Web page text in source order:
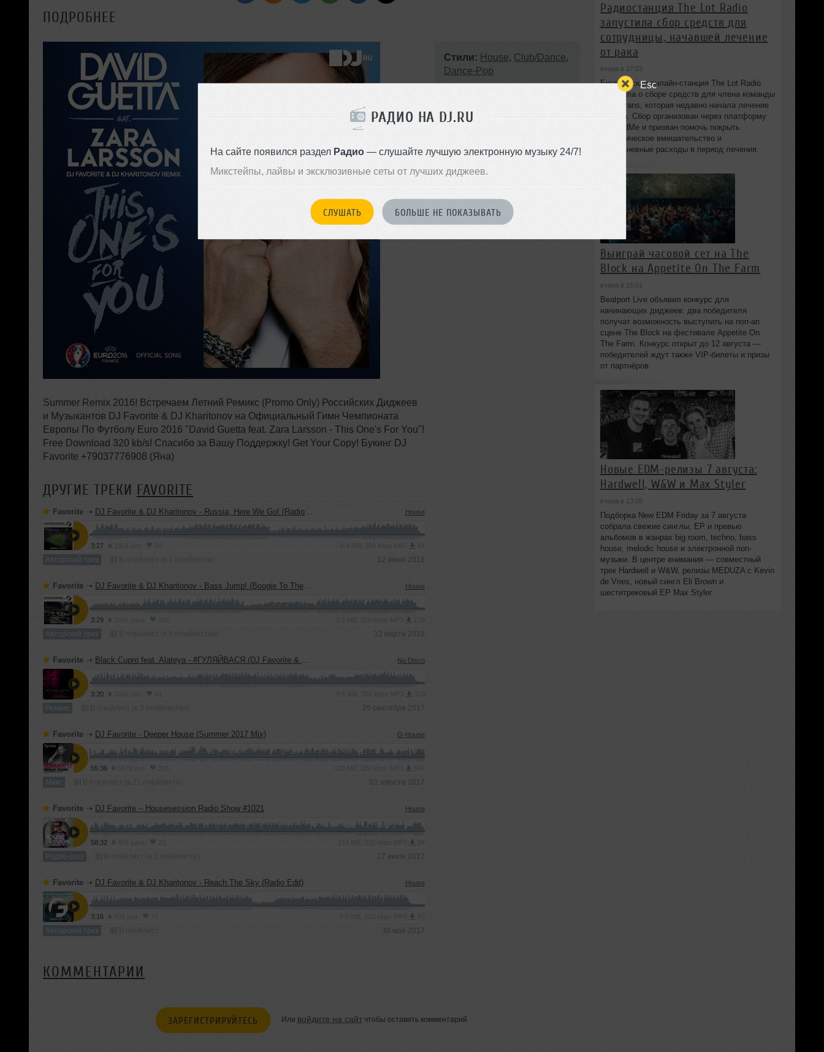
Esc
РАДИО НА DJ.RU
На сайте появился раздел Радио— слушайте лучшую электронную музыку 24/7!
Микстейпы, лайвы и эксклюзивные сеты от лучших диджеев.
СЛУШАТЬ БОЛЬШЕ НЕ ПОКАЗЫВАТЬ
ПОДРОБНЕЕ
Summer Remix 2016! Встречаем Летний Ремикс (Promo Only) Российских Диджеев
и Музыкантов DJ Favorite & DJ Kharitonov на Официальный Гимн Чемпионата
Европы По Футболу Euro 2016 "David Guetta feat. Zara Larsson - This One's For You"!
Free Download 320 kb/s! Спасибо за Вашу Поддержку! Get Your Copy! Букинг DJ
Favorite +79037776908 (Яна)
ДРУГИЕ ТРЕКИ FAVORITE
Favorite ➝ DJ Favorite & DJ Kharitonov - Russia, Here We Go! (Radio Edit) House
3:27
Авторский трек 12 июня 2018
Favorite ➝ DJ Favorite & DJ Kharitonov - Bass Jump! (Boogie To The Bassline) (Radio Edit) House
3:29
Авторский трек 12 марта 2018
Favorite ➝ Black Cupro feat. Alateya - #ГУЛЯЙВАСЯ (DJ Favorite & DJ Kharitonov Radio Edit) Nu Disco
3:20
Ремикс 25 сентября 2017
Favorite ➝ DJ Favorite - Deeper House (Summer 2017 Mix) G-House
55:36
Микс 01 августа 2017
Favorite ➝ DJ Favorite – Housesession Radio Show #1021 House
58:32
Радио-шоу 17 июля 2017
Favorite ➝ DJ Favorite & DJ Kharitonov - Reach The Sky (Radio Edit) House
3:16
Авторский трек 30 мая 2017
Стили: House, Club/Dance,
Dance-Pop
BPM: 125
КОММЕНТАРИИ
ЗАРЕГИСТРИРУЙТЕСЬ Или войдите на сайтчтобы оставить комментарий
Радиостанция The Lot Radio
запустила сбор средств для
сотрудницы, начавшей лечение
от рака
вчера в 17:02
Бруклинская онлайн-станция The Lot Radio
объявила о сборе средств для члена команды
Lola Evans, которая недавно начала лечение
от рака. Сбор организован через платформу
GoFundMe и призван помочь покрыть
хирургическое вмешательство и
повседневные расходы в период лечения.
Выиграй часовой сет на The
Block на Appetite On The Farm
вчера в 16:01
Beatport Live объявил конкурс для
начинающих диджеев: два победителя
получат возможность выступить на поп‑ап
сцене The Block на фестивале Appetite On
The Farm. Конкурс открыт до 12 августа —
победителей ждут также VIP‑билеты и призы
от партнёров.
Новые EDM-релизы 7 августа:
Hardwell, W&W и Max Styler
вчера в 13:08
Подборка New EDM Friday за 7 августа
собрала свежие синглы, EP и превью
альбомов в жанрах big room, techno, bass
house, melodic house и электронной поп-
музыки. В центре внимания — совместный
трек Hardwell и W&W, релизы MEDUZA с Kevin
de Vries, новый сингл Eli Brown и
шеститрековый EP Max Styler.